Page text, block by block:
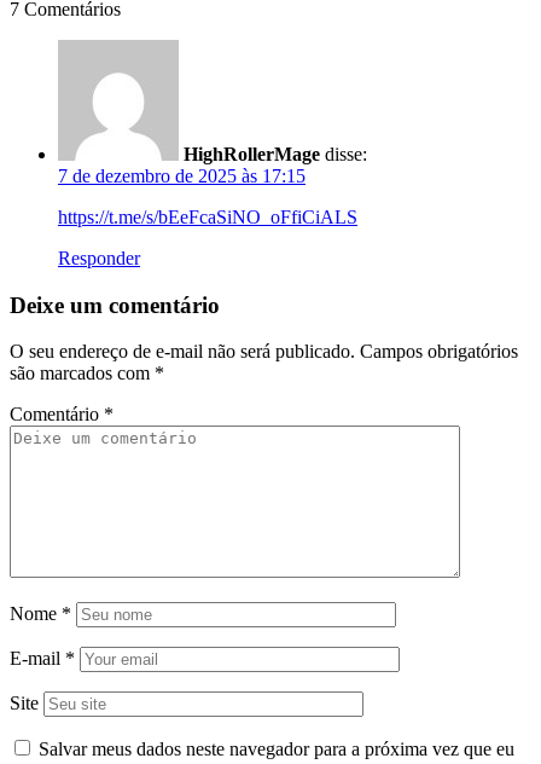
7 Comentários
HighRollerMage disse:
7 de dezembro de 2025 às 17:15
https://t.me/s/bEeFcaSiNO_oFfiCiALS
Responder
Deixe um comentário
O seu endereço de e-mail não será publicado. Campos obrigatórios
são marcados com *
Comentário *
Nome *
E-mail *
Site
Salvar meus dados neste navegador para a próxima vez que eu